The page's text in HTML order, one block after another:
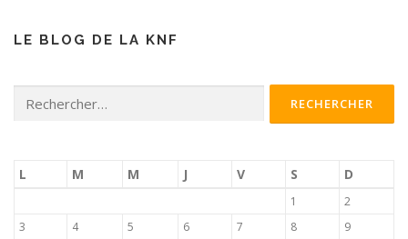
LE BLOG DE LA KNF
L M M J V S D
1
2
3
4 5 6 7 8
9